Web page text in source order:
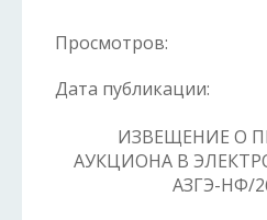
Просмотров:
Дата публикации:
ИЗВЕЩЕНИЕ О
АУКЦИОНА В
АЗГЭ-НФ/